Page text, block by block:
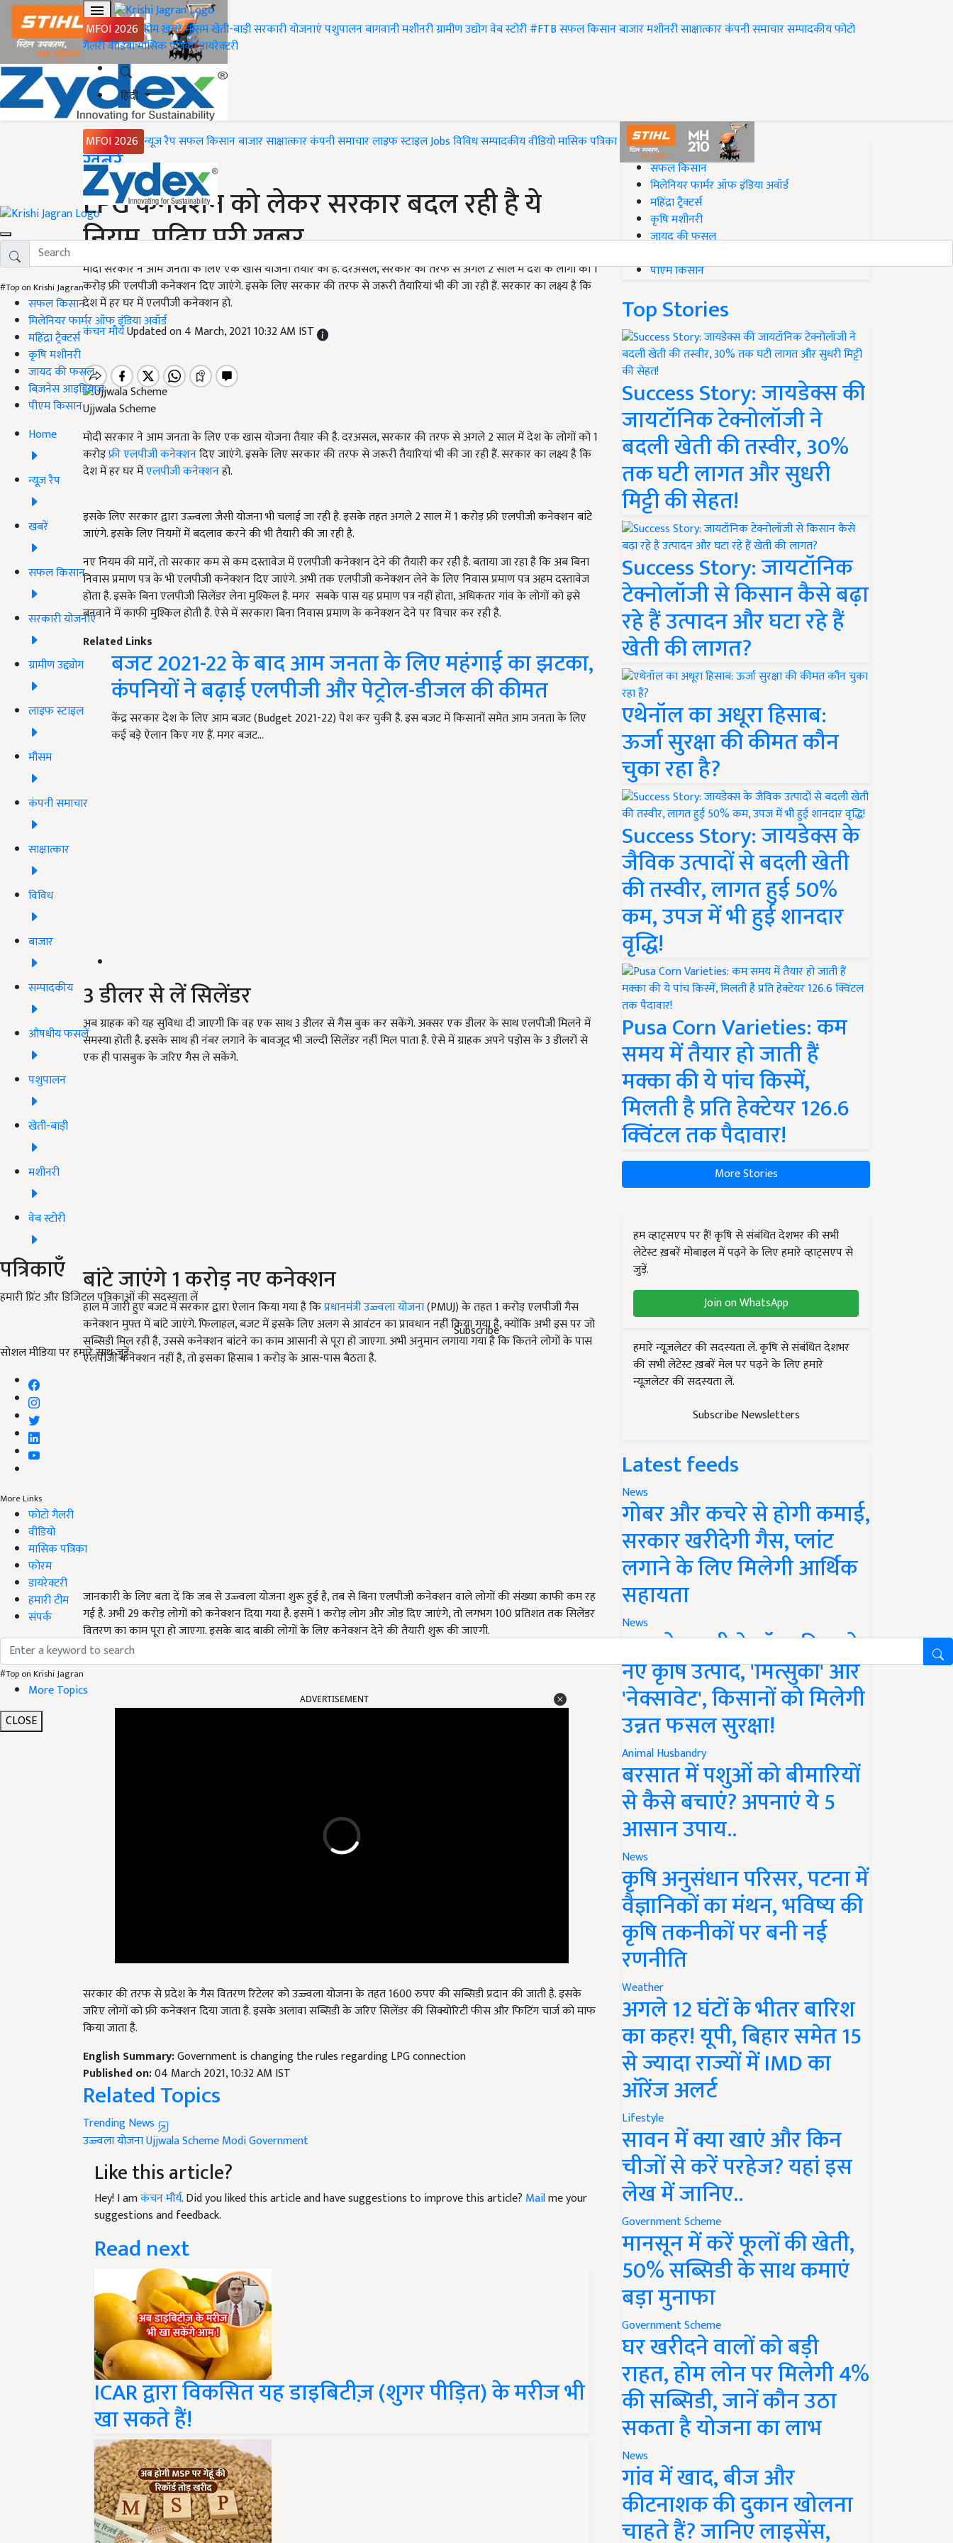
MFOI 2026 होमख़बरेंमौसमखेती-बाड़ीसरकारी योजनाएंपशुपालनबागवानीमशीनरीग्रामीण उद्योगवेब स्टोरी#FTBसफल किसानबाजारमशीनरीसाक्षात्कारकंपनी समाचारसम्पादकीयफोटो
गैलरीवीडियोमासिक पत्रिकाडायरेक्टरी
हिंदी
MFOI 2026 न्यूज़ रैपसफल किसानबाजारसाक्षात्कारकंपनी समाचारलाइफ स्टाइलJobsविविधसम्पादकीयवीडियोमासिक पत्रिका
#Top on Krishi Jagran
सफल किसान
मिलेनियर फार्मर ऑफ इंडिया अवॉर्ड
महिंद्रा ट्रैक्टर्स
कृषि मशीनरी
जायद की फसल
बिज़नेस आइडियाज
पीएम किसान
Home
न्यूज़ रैप
खबरें
सफल किसान
सरकारी योजनाएं
ग्रामीण उद्द्योग
लाइफ स्टाइल
मौसम
कंपनी समाचार
साक्षात्कार
विविध
बाजार
सम्पादकीय
औषधीय फसलें
पशुपालन
खेती-बाड़ी
मशीनरी
वेब स्टोरी
पत्रिकाएँ
हमारी प्रिंट और डिजिटल पत्रिकाओं की सदस्यता लें
Subscribe
सोशल मीडिया पर हमारे साथ जुड़ें:
More Links
फोटो गैलरी
वीडियो
मासिक पत्रिका
फोरम
डायरेक्टरी
हमारी टीम
संपर्क
#Top on Krishi Jagran
More Topics
CLOSE
Home
ख़बरें
LPG कनेक्शन को लेकर सरकार बदल रही है ये
नियम, पढ़िए पूरी खबर
मोदी सरकार ने आम जनता के लिए एक खास योजना तैयार की है. दरअसल, सरकार की तरफ से अगले 2 साल में देश के लोगों को 1
करोड़ फ्री एलपीजी कनेक्शन दिए जाएंगे. इसके लिए सरकार की तरफ से जरूरी तैयारियां भी की जा रही हैं. सरकार का लक्ष्य है कि
देश में हर घर में एलपीजी कनेक्शन हो.
कंचन मौर्यUpdated on 4 March, 2021 10:32 AM IST
Ujjwala Scheme
मोदी सरकार ने आम जनता के लिए एक खास योजना तैयार की है. दरअसल, सरकार की तरफ से अगले 2 साल में देश के लोगों को 1
करोड़फ्री एलपीजी कनेक्शनदिए जाएंगे. इसके लिए सरकार की तरफ से जरूरी तैयारियां भी की जा रही हैं. सरकार का लक्ष्य है कि
देश में हर घर मेंएलपीजी कनेक्शनहो.
इसके लिए सरकार द्वारा उज्ज्वला जैसी योजना भी चलाई जा रही है. इसके तहत अगले 2 साल में 1 करोड़ फ्री एलपीजी कनेक्शन बांटे
जाएंगे. इसके लिए नियमों में बदलाव करने की भी तैयारी की जा रही है.
नए नियम की मानें, तो सरकार कम से कम दस्तावेज में एलपीजी कनेक्शन देने की तैयारी कर रही है. बताया जा रहा है कि अब बिना
निवास प्रमाण पत्र के भी एलपीजी कनेक्शन दिए जाएंगे. अभी तक एलपीजी कनेक्शन लेने के लिए निवास प्रमाण पत्र अहम दस्तावेज
होता है. इसके बिना एलपीजी सिलेंडर लेना मुश्किल है. मगर सबके पास यह प्रमाण पत्र नहीं होता, अधिकतर गांव के लोगों को इसे
बनवाने में काफी मुश्किल होती है. ऐसे में सरकारा बिना निवास प्रमाण के कनेक्शन देने पर विचार कर रही है.
Related Links
बजट 2021-22 के बाद आम जनता के लिए महंगाई का झटका,
कंपनियों ने बढ़ाई एलपीजी और पेट्रोल-डीजल की कीमत
केंद्र सरकार देश के लिए आम बजट (Budget 2021-22) पेश कर चुकी है. इस बजट में किसानों समेत आम जनता के लिए
कई बड़े ऐलान किए गए हैं. मगर बजट…
3 डीलर से लें सिलेंडर
अब ग्राहक को यह सुविधा दी जाएगी कि वह एक साथ 3 डीलर से गैस बुक कर सकेंगे. अक्सर एक डीलर के साथ एलपीजी मिलने में
समस्या होती है. इसके साथ ही नंबर लगाने के बावजूद भी जल्दी सिलेंडर नहीं मिल पाता है. ऐसे में ग्राहक अपने पड़ोस के 3 डीलरों से
एक ही पासबुक के जरिए गैस ले सकेंगे.
बांटे जाएंगे 1 करोड़ नए कनेक्शन
हाल में जारी हुए बजट में सरकार द्वारा ऐलान किया गया है किप्रधानमंत्री उज्ज्वला योजना(PMUJ) के तहत 1 करोड़ एलपीजी गैस
कनेक्शन मुफ्त में बांटे जाएंगे. फिलाहल, बजट में इसके लिए अलग से आवंटन का प्रावधान नहीं किया गया है, क्योंकि अभी इस पर जो
सब्सिडी मिल रही है, उससे कनेक्शन बांटने का काम आसानी से पूरा हो जाएगा. अभी अनुमान लगाया गया है कि कितने लोगों के पास
एलपीजी कनेक्शन नहीं है, तो इसका हिसाब 1 करोड़ के आस-पास बैठता है.
जानकारी के लिए बता दें कि जब से उज्ज्वला योजना शुरू हुई है, तब से बिना एलपीजी कनेक्शन वाले लोगों की संख्या काफी कम रह
गई है. अभी 29 करोड़ लोगों को कनेक्शन दिया गया है. इसमें 1 करोड़ लोग और जोड़ दिए जाएंगे, तो लगभग 100 प्रतिशत तक सिलेंडर
वितरण का काम पूरा हो जाएगा. इसके बाद बाकी लोगों के लिए कनेक्शन देने की तैयारी शुरू की जाएगी.
जरिए लोगों को फ्री कनेक्शन दिया जाता है. इसके अलावा सब्सिडी के जरिए सिलेंडर की सिक्योरिटी फीस और फिटिंग चार्ज को माफ
किया जाता है.
Published on:04 March 2021, 10:32 AM IST
Related Topics
Trending News
उज्ज्वला योजनाUjjwala Scheme
Like this article?
Hey! I amकंचन मौर्य. Did you liked this article and have suggestions to improve this article?
suggestions and feedback.
Read next
ICAR द्वारा विकसित यह डाइबिटीज़ (शुगर पीड़ित) के मरीज भी
खा सकते हैं!
#Top on Krishi Jagran
सफल किसान
मिलेनियर फार्मर ऑफ इंडिया अवॉर्ड
महिंद्रा ट्रैक्टर्स
कृषि मशीनरी
जायद की फसल
पीएम किसान
Top Stories
Success Story: जायडेक्स की
जायटॉनिक टेक्नोलॉजी ने
बदली खेती की तस्वीर, 30%
तक घटी लागत और सुधरी
मिट्टी की सेहत!
Success Story: जायटॉनिक
टेक्नोलॉजी से किसान कैसे बढ़ा
रहे हैं उत्पादन और घटा रहे हैं
खेती की लागत?
एथेनॉल का अधूरा हिसाब:
ऊर्जा सुरक्षा की कीमत कौन
चुका रहा है?
Success Story: जायडेक्स के
जैविक उत्पादों से बदली खेती
की तस्वीर, लागत हुई 50%
कम, उपज में भी हुई शानदार
वृद्धि!
Pusa Corn Varieties: कम
समय में तैयार हो जाती हैं
मक्का की ये पांच किस्में,
मिलती है प्रति हेक्टेयर 126.6
क्विंटल तक पैदावार!
More Stories
हम व्हाट्सएप पर हैं! कृषि से संबंधित देशभर की सभी
लेटेस्ट ख़बरें मोबाइल में पढ़ने के लिए हमारे व्हाट्सएप से
जुड़ें.
Join on WhatsApp
हमारे न्यूज़लेटर की सदस्यता लें. कृषि से संबंधित देशभर
की सभी लेटेस्ट ख़बरें मेल पर पढ़ने के लिए हमारे
न्यूज़लेटर की सदस्यता लें.
Subscribe Newsletters
Latest feeds
News
गोबर और कचरे से होगी कमाई,
सरकार खरीदेगी गैस, प्लांट
लगाने के लिए मिलेगी आर्थिक
सहायता
News
इफको-एमसी ने लॉन्च किए दो
नए कृषि उत्पाद, 'मित्सुकी' और
'नेक्सावेट', किसानों को मिलेगी
उन्नत फसल सुरक्षा!
Animal Husbandry
बरसात में पशुओं को बीमारियों
से कैसे बचाएं? अपनाएं ये 5
आसान उपाय..
News
कृषि अनुसंधान परिसर, पटना में
वैज्ञानिकों का मंथन, भविष्य की
कृषि तकनीकों पर बनी नई
रणनीति
Weather
अगले 12 घंटों के भीतर बारिश
का कहर! यूपी, बिहार समेत 15
से ज्यादा राज्यों में IMD का
ऑरेंज अलर्ट
Lifestyle
सावन में क्या खाएं और किन
चीजों से करें परहेज? यहां इस
लेख में जानिए..
Government Scheme
मानसून में करें फूलों की खेती,
50% सब्सिडी के साथ कमाएं
बड़ा मुनाफा
Government Scheme
घर खरीदने वालों को बड़ी
राहत, होम लोन पर मिलेगी 4%
की सब्सिडी, जानें कौन उठा
सकता है योजना का लाभ
News
गांव में खाद, बीज और
कीटनाशक की दुकान खोलना
चाहते हैं? जानिए लाइसेंस,